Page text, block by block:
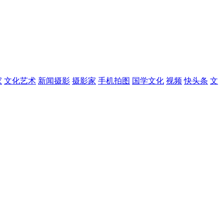
文化艺术 新闻摄影 摄影家 手机拍图 国学文化 视频 快头条 文